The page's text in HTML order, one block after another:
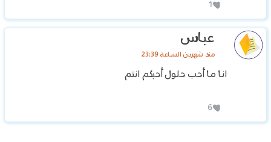
1
عباس
منذ شهرين الساعة 23:39
انا ما أحب حلول أحبكم انتم
6